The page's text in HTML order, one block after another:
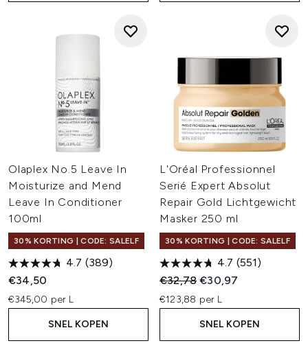
Olaplex No.5 Leave In
Moisturize and Mend
Leave In Conditioner
100ml
30% KORTING | CODE: SALELF
4.7 (389)
€34,50
€345,00 per L
SNEL KOPEN
L'Oréal Professionnel
Serié Expert Absolut
Repair Gold Lichtgewicht
Masker 250 ml
30% KORTING | CODE: SALELF
4.7 (551)
Recommended Retail Price:
€32,78Huidige prijs:
€30,97
€123,88 per L
SNEL KOPEN